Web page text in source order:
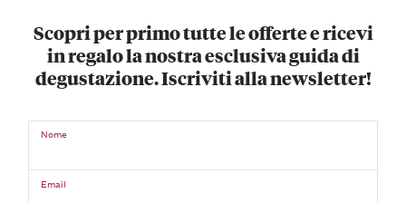
Scopri per primo tutte le offerte e ricevi
in regalo la nostra esclusiva guida di
degustazione. Iscriviti alla newsletter!
Nome
Email